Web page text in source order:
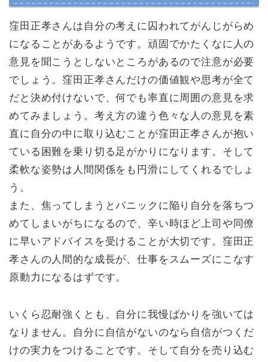
窪田正孝さんは自分の考えに囚われてがんじがらめ
になることがあるようです。頑固でかたくなに人の
意見を聞こうとしないところがあるので注意が必要
でしょう。窪田正孝さんだけの価値観や思考が全て
だと決め付けないで、何でも率直に周囲の意見を求
めてみましょう。考え方の違う色々な人の意見を素
直に自分の中に取り込むことが窪田正孝さんが抱い
ている困難を乗り切る足がかりになります。そして
柔軟な姿勢は人間関係をも円滑にしてくれるでしょ
う。
また、焦ってしまうとパニックに陥り自分を落ちつ
めてしまいがちになるので、辛い時ほど上司や同僚
に早いアドバイスを受けることが大切です。窪田正
孝さんの人間的な成長が、仕事をスムーズにこなす
原動力になるはずです。
いくら忍耐強くとも、自分に我慢ばかりを強いては
なりません。自分に自信がないのなら自信がつくだ
けの実力をつけることです。そして自分を売り込む